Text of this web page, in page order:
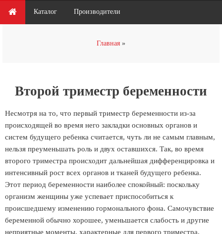
Главное меню
Каталог Производители
Главная
Второй триместр беременности
Несмотря на то, что первый триместр беременности из-за
происходящей во время него закладки основных органов и
систем будущего ребенка считается, чуть ли не самым главным,
нельзя преуменьшать роль и двух оставшихся. Так, во время
второго триместра происходит дальнейшая дифференцировка и
интенсивный рост всех органов и тканей будущего ребенка.
Этот период беременности наиболее спокойный: поскольку
организм женщины уже успевает приспособиться к
происшедшему изменению гормонального фона. Самочувствие
беременной обычно хорошее, уменьшается слабость и другие
неприятные моменты, характерные для первого триместра,